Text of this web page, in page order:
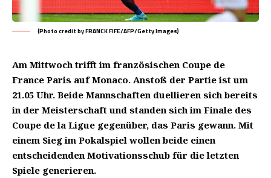
(Photo credit by FRANCK FIFE/AFP/Getty Images)
Am Mittwoch trifft im französischen Coupe de
France Paris auf Monaco. Anstoß der Partie ist um
21.05 Uhr. Beide Mannschaften duellieren sich bereits
in der Meisterschaft und standen sich im Finale des
Coupe de la Ligue gegenüber, das Paris gewann. Mit
einem Sieg im Pokalspiel wollen beide einen
entscheidenden Motivationsschub für die letzten
Spiele generieren.